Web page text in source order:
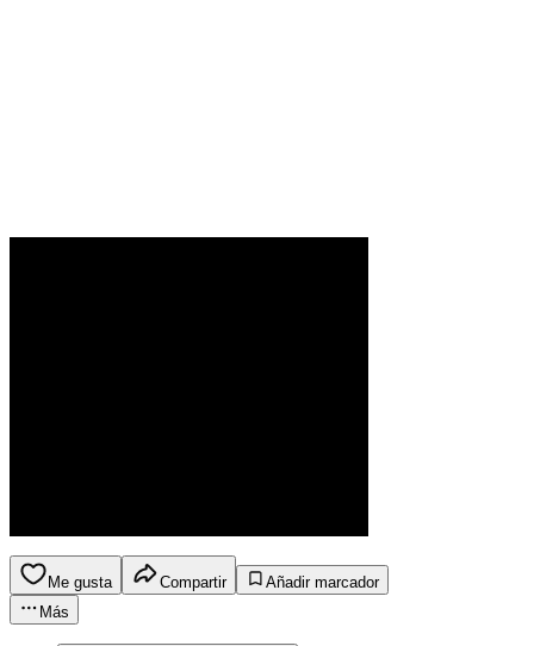
Me gusta Compartir
Añadir marcador
Más